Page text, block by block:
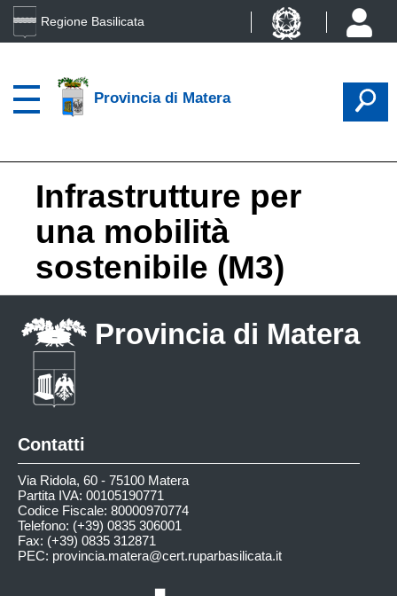
Regione Basilicata
Provincia di Matera
Infrastrutture per
una mobilità
sostenibile (M3)
Provincia di Matera
Contatti
Via Ridola, 60 - 75100 Matera
Partita IVA: 00105190771
Codice Fiscale: 80000970774
Telefono: (+39) 0835 306001
Fax: (+39) 0835 312871
PEC: provincia.matera@cert.ruparbasilicata.it